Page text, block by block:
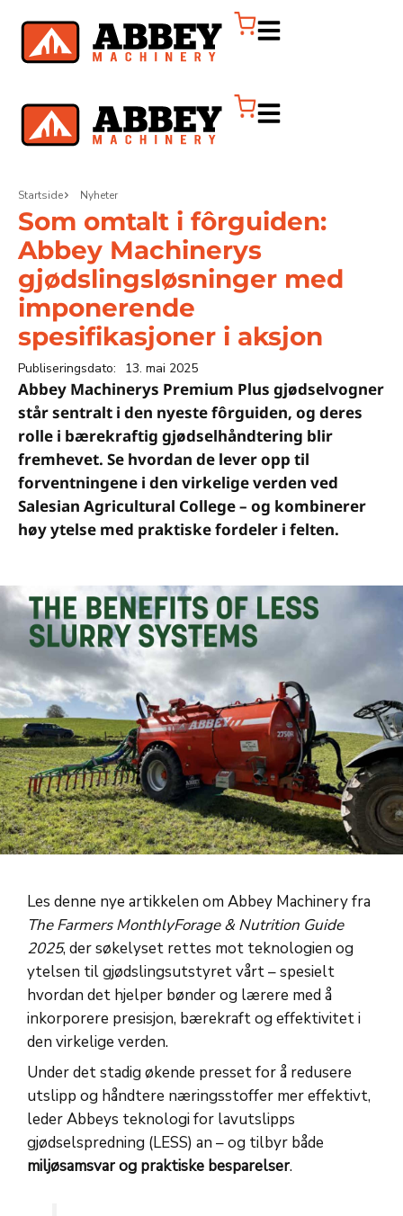
Startside Nyheter
Som omtalt i fôrguiden:
Abbey Machinerys
gjødslingsløsninger med
imponerende
spesifikasjoner i aksjon
Publiseringsdato: 13. mai 2025
Abbey Machinerys Premium Plus gjødselvogner
står sentralt i den nyeste fôrguiden, og deres
rolle i bærekraftig gjødselhåndtering blir
fremhevet. Se hvordan de lever opp til
forventningene i den virkelige verden ved
Salesian Agricultural College – og kombinerer
høy ytelse med praktiske fordeler i felten.
Les denne nye artikkelen om Abbey Machinery fra
The Farmers MonthlyForage & Nutrition Guide
2025, der søkelyset rettes mot teknologien og
ytelsen til gjødslingsutstyret vårt – spesielt
hvordan det hjelper bønder og lærere med å
inkorporere presisjon, bærekraft og effektivitet i
den virkelige verden.
Under det stadig økende presset for å redusere
utslipp og håndtere næringsstoffer mer effektivt,
leder Abbeys teknologi for lavutslipps
gjødselspredning (LESS) an – og tilbyr både
miljøsamsvar og praktiske besparelser.